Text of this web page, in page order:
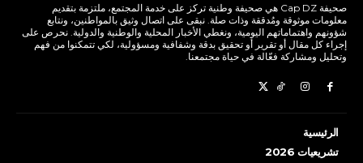
صحيفة Cap DZ هي صحيفة وطنية تركز على خدمة المجتمع، ملتزمة بتقديم
معلومات موثوقة ومُدققة وذات صلة. نبقى على اتصال وثيق بالمواطنين، ونتابع
شؤونهم واهتماماتهم اليومية، ونغطي الأخبار المحلية والوطنية والدولية. نحرص على
إجراء كل مقال أو تقرير أو تحقيق بدقة وشفافية ومسؤولية، لكي تتمكنوا من فهم
وتحليل ومشاركة فعّالة في حياة مجتمعنا.
الرئيسية
تشريعيات 2026